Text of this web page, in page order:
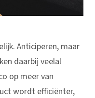
Anticiperen, maar
daarbij veelal
op meer van
wordt efficiënter,